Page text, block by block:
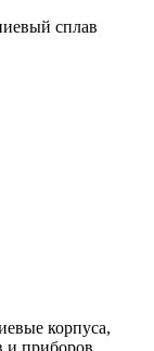
сплав
корпуса,
и приборов,